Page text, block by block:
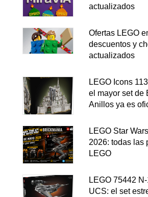
actualizados
Ofertas LEGO
descuentos y
actualizados
LEGO Icons
el mayor set de
Anillos ya es
LEGO Star
2026: todas las
LEGO
LEGO 75442
UCS: el set